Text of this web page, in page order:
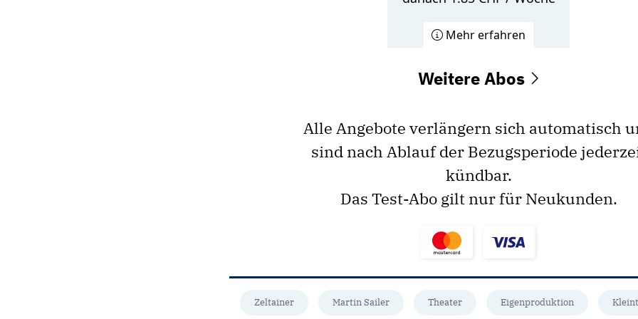
Mehr erfahren
Weitere Abos
Alle Angebote verlängern sich automatisch
sind nach Ablauf der Bezugsperiode
kündbar.
Das Test-Abo gilt nur für Neukunden.
Zeltainer Martin Sailer Theater Eigenproduktion